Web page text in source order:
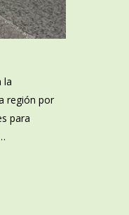
la
región por
para